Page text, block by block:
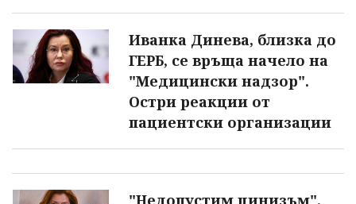
Иванка Динева, близка до
ГЕРБ, се връща начело на
"Медицински надзор".
Остри реакции от
пациентски организации
"Недопустим цинизъм".